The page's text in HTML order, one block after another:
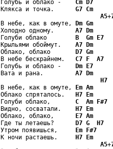
Голубь и облако - Cm D7
Клякса и точка. G7 Cm
A5+
В небе, как в омуте, Dm Gm
Холодно одному. A7 Dm
Голуби облако B Gm E7
Крыльями обоймут. A7 Dm
Облако, облако D7 Gm
В небе бескрайнем. C7 F
A7
Голубь и облако - Dm E7
Вата и рана. A7 Dm
H7
В небе, как в омуте, Em Am
Облако спряталось. H7 Em
Голуби облако, C Am F#7
Видно, сосватали. H7 Em
Облако, облако, E7 Am
Где ты летаешь? D7 G
H7
Утром появишься, Em F#7
К ночи растаешь. H7 Em
A5+